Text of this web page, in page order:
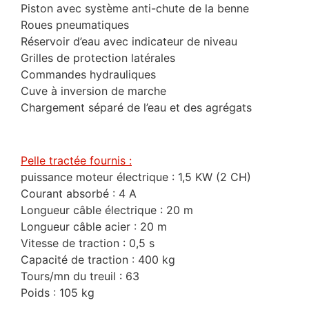
Piston avec système anti-chute de la benne
Roues pneumatiques
Réservoir d’eau avec indicateur de niveau
Grilles de protection latérales
Commandes hydrauliques
Cuve à inversion de marche
Chargement séparé de l’eau et des agrégats
Pelle tractée fournis :
puissance moteur électrique : 1,5 KW (2 CH)
Courant absorbé : 4 A
Longueur câble électrique : 20 m
Longueur câble acier : 20 m
Vitesse de traction : 0,5 s
Capacité de traction : 400 kg
Tours/mn du treuil : 63
Poids : 105 kg